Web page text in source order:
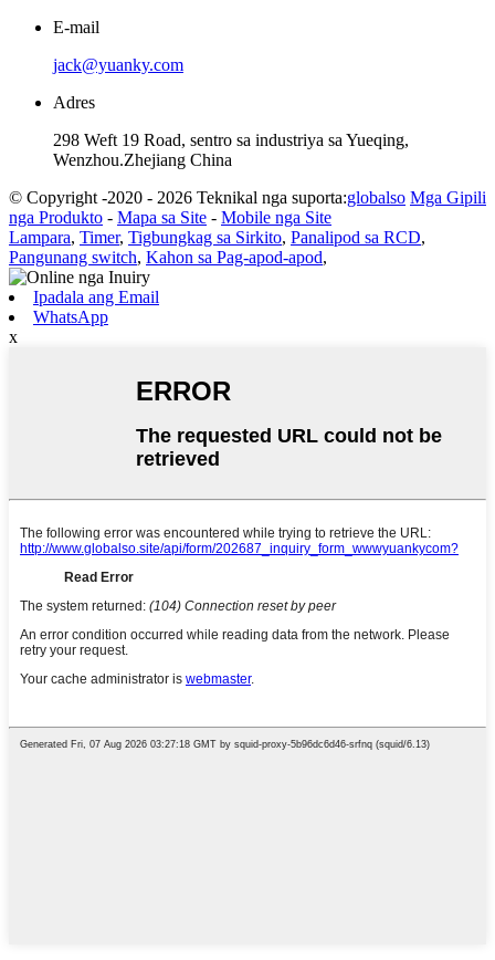
E-mail
jack@yuanky.com
Adres
298 Weft 19 Road, sentro sa industriya sa Yueqing,
Wenzhou.Zhejiang China
© Copyright -2020 - 2026 Teknikal nga suporta:globalso Mga Gipili
nga Produkto - Mapa sa Site - Mobile nga Site
Lampara, Timer, Tigbungkag sa Sirkito, Panalipod sa RCD,
Pangunang switch, Kahon sa Pag-apod-apod,
Ipadala ang Email
WhatsApp
x